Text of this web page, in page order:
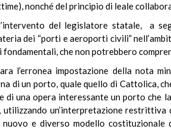
nonché del principio di leale
del legislatore statale, a
dei “porti e aeroporti civili”
che non potrebbero
l’erronea impostazione della nota
di un porto, quale quello di Cattolica,
di una opera interessante un porto
utilizzando un’interpretazione
e diverso modello